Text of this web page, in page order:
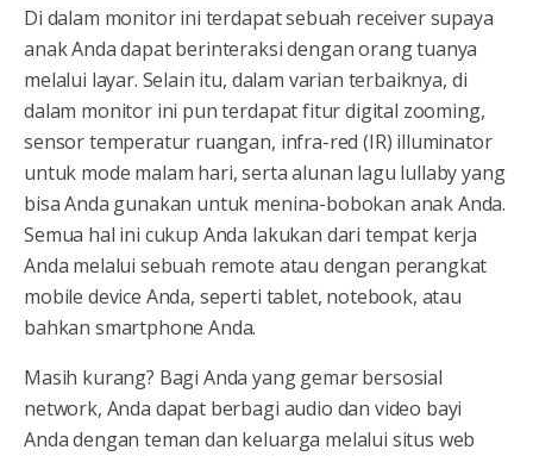
Di dalam monitor ini terdapat sebuah receiver supaya
anak Anda dapat berinteraksi dengan orang tuanya
melalui layar. Selain itu, dalam varian terbaiknya, di
dalam monitor ini pun terdapat fitur digital zooming,
sensor temperatur ruangan, infra-red (IR) illuminator
untuk mode malam hari, serta alunan lagu lullaby yang
bisa Anda gunakan untuk menina-bobokan anak Anda.
Semua hal ini cukup Anda lakukan dari tempat kerja
Anda melalui sebuah remote atau dengan perangkat
mobile device Anda, seperti tablet, notebook, atau
bahkan smartphone Anda.
Masih kurang? Bagi Anda yang gemar bersosial
network, Anda dapat berbagi audio dan video bayi
Anda dengan teman dan keluarga melalui situs web